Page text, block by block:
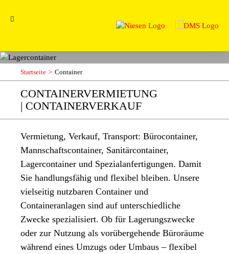
Startseite Container
CONTAINERVERMIETUNG
| CONTAINERVERKAUF
Vermietung, Verkauf, Transport: Bürocontainer,
Mannschaftscontainer, Sanitärcontainer,
Lagercontainer und Spezialanfertigungen. Damit
Sie handlungsfähig und flexibel bleiben. Unsere
vielseitig nutzbaren Container und
Containeranlagen sind auf unterschiedliche
Zwecke spezialisiert. Ob für Lagerungszwecke
oder zur Nutzung als vorübergehende Büroräume
während eines Umzugs oder Umbaus – flexibel